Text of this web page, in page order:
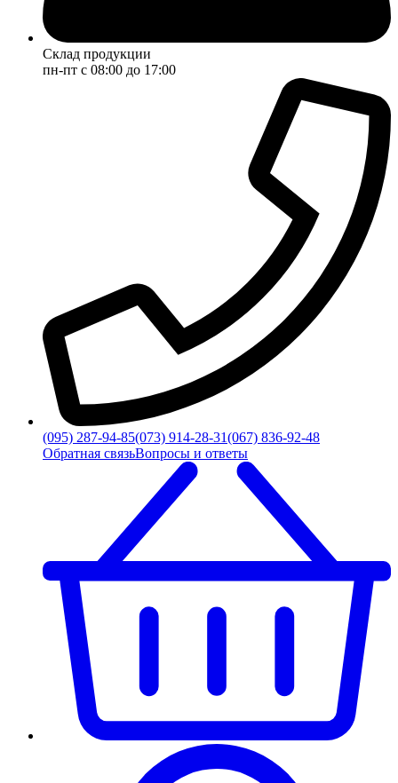
Склад продукции
пн-пт с 08:00 до 17:00
(095) 287-94-85(073) 914-28-31(067) 836-92-48
Обратная связьВопросы и ответы